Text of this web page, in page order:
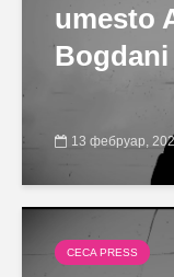
umesto
Bogdani
13 фебруар,
CECA PRESS